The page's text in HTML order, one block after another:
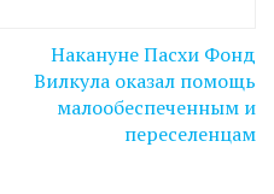
Накануне Пасхи Фонд
Вилкула оказал помощь
малообеспеченным и
переселенцам